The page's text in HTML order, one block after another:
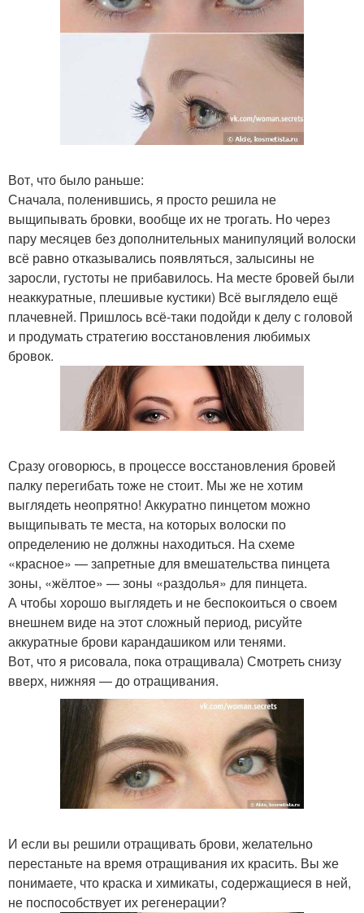
Вот, что было раньше:
Сначала, поленившись, я просто решила не
выщипывать бровки, вообще их не трогать. Но через
пару месяцев без дополнительных манипуляций волоски
всё равно отказывались появляться, залысины не
заросли, густоты не прибавилось. На месте бровей были
неаккуратные, плешивые кустики) Всё выглядело ещё
плачевней. Пришлось всё-таки подойди к делу с головой
и продумать стратегию восстановления любимых
бровок.
Сразу оговорюсь, в процессе восстановления бровей
палку перегибать тоже не стоит. Мы же не хотим
выглядеть неопрятно! Аккуратно пинцетом можно
выщипывать те места, на которых волоски по
определению не должны находиться. На схеме
«красное» — запретные для вмешательства пинцета
зоны, «жёлтое» — зоны «раздолья» для пинцета.
А чтобы хорошо выглядеть и не беспокоиться о своем
внешнем виде на этот сложный период, рисуйте
аккуратные брови карандашиком или тенями.
Вот, что я рисовала, пока отращивала) Смотреть снизу
вверх, нижняя — до отращивания.
И если вы решили отращивать брови, желательно
перестаньте на время отращивания их красить. Вы же
понимаете, что краска и химикаты, содержащиеся в ней,
не поспособствует их регенерации?